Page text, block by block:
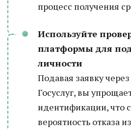
процесс получения
Используйте
платформы для
личности
Подавая заявку
Госуслуг, вы
идентификации, что
вероятность отказа